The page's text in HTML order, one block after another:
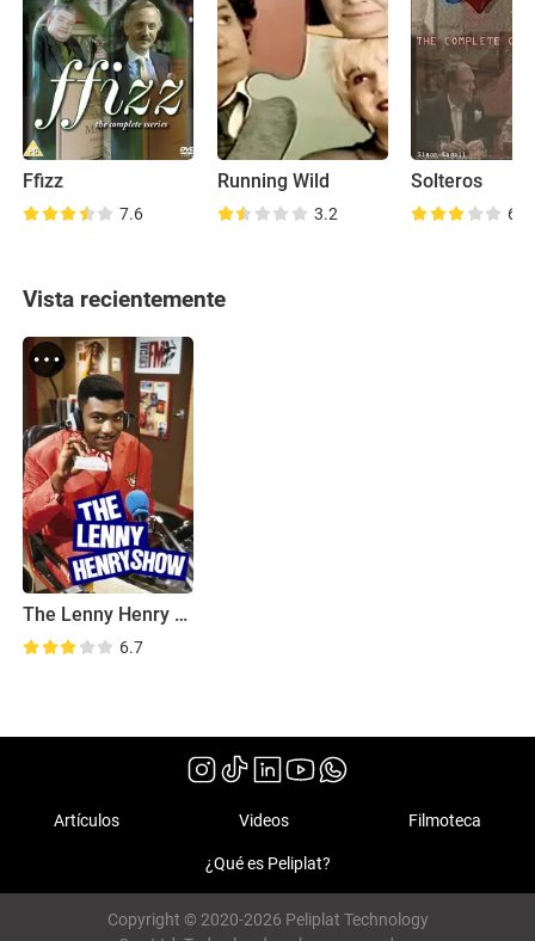
Ffizz
7.6
Running Wild
3.2
Solteros
6.2
Vista recientemente
The Lenny Henry Show
6.7
Artículos Videos Filmoteca
¿Qué es Peliplat?
Copyright © 2020-2026 Peliplat Technology